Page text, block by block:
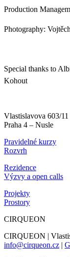
Production
Photography:
Special thanks to
Kohout
Vlastislavova 603/11
Praha 4 – Nusle
Pravidelné kurzy
Rozvrh
Rezidence
Výzvy a open calls
Projekty
Prostory
CIRQUEON
CIRQUEON |
info@cirqueon.cz |